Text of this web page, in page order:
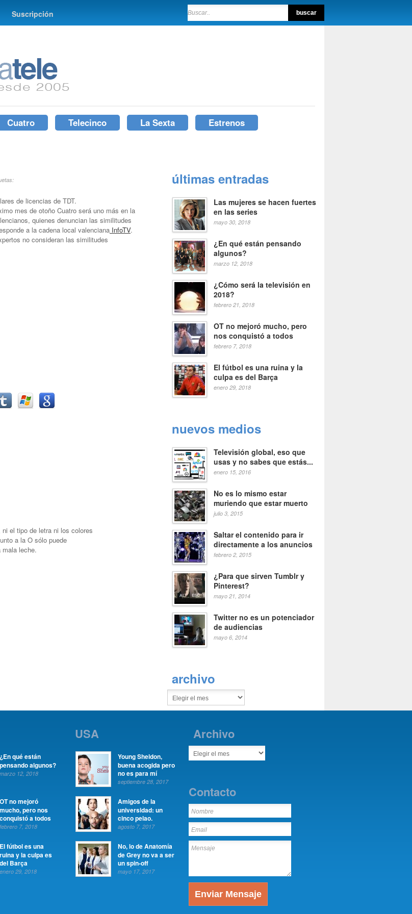
Suscripción
Cuatro Telecinco La Sexta Estrenos
de licencias de TDT.
mes de otoño Cuatro será uno más en la
quienes denuncian las similitudes
a la cadena local valenciana InfoTV.
no consideran las similitudes
el tipo de letra ni los colores
a la O sólo puede
leche.
últimas entradas
Las mujeres se hacen fuertes
en las series
mayo 30, 2018
¿En qué están pensando
algunos?
marzo 12, 2018
¿Cómo será la televisión en
2018?
febrero 21, 2018
OT no mejoró mucho, pero
nos conquistó a todos
febrero 7, 2018
El fútbol es una ruina y la
culpa es del Barça
enero 29, 2018
nuevos medios
Televisión global, eso que
usas y no sabes que estás...
enero 15, 2016
No es lo mismo estar
muriendo que estar muerto
julio 3, 2015
Saltar el contenido para ir
directamente a los anuncios
febrero 2, 2015
¿Para que sirven Tumblr y
Pinterest?
mayo 21, 2014
Twitter no es un potenciador
de audiencias
mayo 6, 2014
archivo
¿En qué están
pensando algunos?
marzo 12, 2018
OT no mejoró
mucho, pero nos
conquistó a todos
febrero 7, 2018
El fútbol es una
ruina y la culpa es
del Barça
enero 29, 2018
USA
Young Sheldon,
buena acogida pero
no es para mí
septiembre 28, 2017
Amigos de la
universidad: un
cinco pelao.
agosto 7, 2017
No, lo de Anatomía
de Grey no va a ser
un spin-off
mayo 17, 2017
Archivo
Contacto